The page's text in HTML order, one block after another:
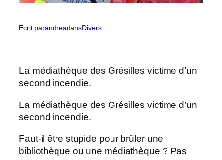
Écrit parandreadansDivers
La médiathèque des Grésilles victime d’un
second incendie.
La médiathèque des Grésilles victime d’un
second incendie.
Faut-il être stupide pour brûler une
bibliothèque ou une médiathèque ? Pas